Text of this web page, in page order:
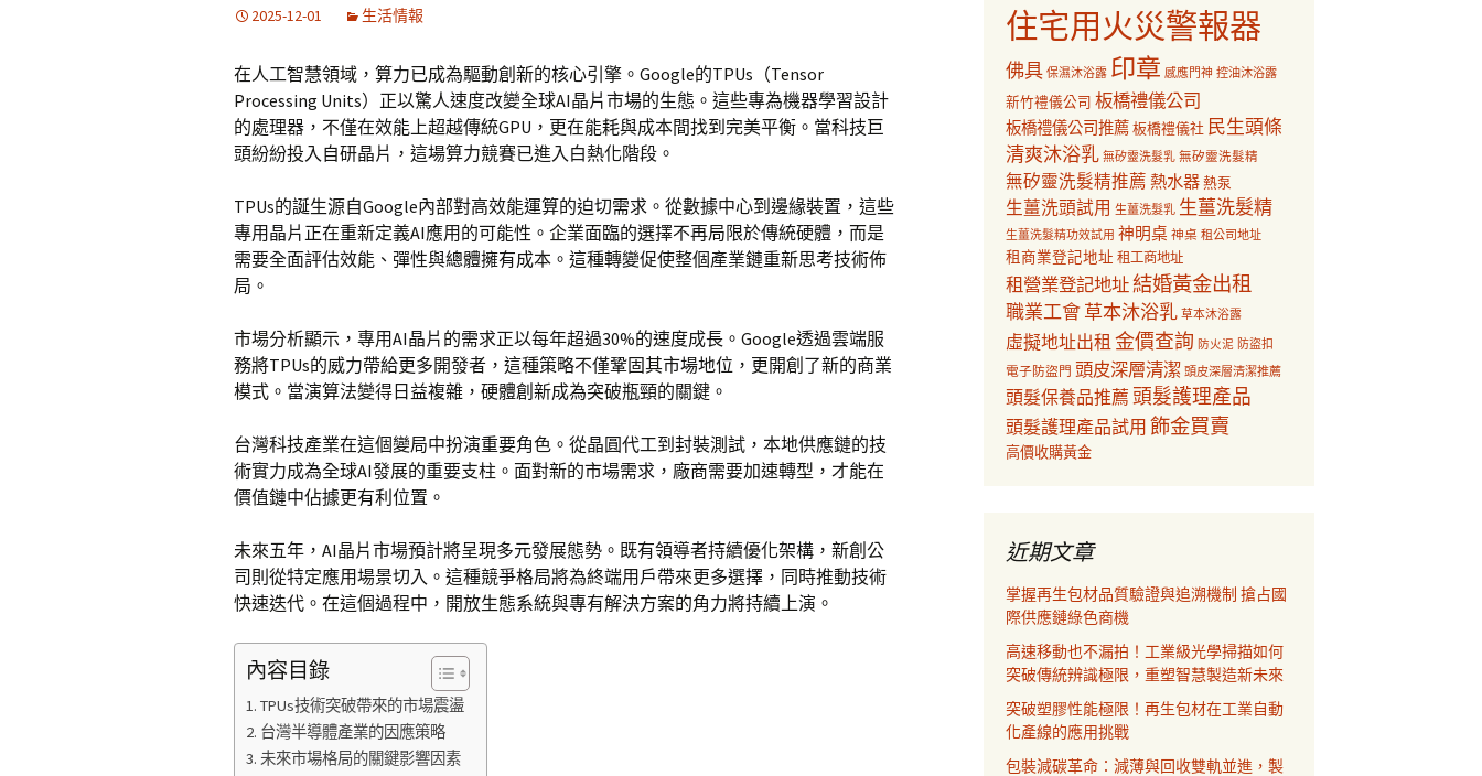
2025-12-01 生活情報
在人工智慧領域，算力已成為驅動創新的核心引擎。Google的TPUs（Tensor
Processing Units）正以驚人速度改變全球AI晶片市場的生態。這些專為機器學習設計
的處理器，不僅在效能上超越傳統GPU，更在能耗與成本間找到完美平衡。當科技巨
頭紛紛投入自研晶片，這場算力競賽已進入白熱化階段。
TPUs的誕生源自Google內部對高效能運算的迫切需求。從數據中心到邊緣裝置，這些
專用晶片正在重新定義AI應用的可能性。企業面臨的選擇不再局限於傳統硬體，而是
需要全面評估效能、彈性與總體擁有成本。這種轉變促使整個產業鏈重新思考技術佈
局。
市場分析顯示，專用AI晶片的需求正以每年超過30%的速度成長。Google透過雲端服
務將TPUs的威力帶給更多開發者，這種策略不僅鞏固其市場地位，更開創了新的商業
模式。當演算法變得日益複雜，硬體創新成為突破瓶頸的關鍵。
台灣科技產業在這個變局中扮演重要角色。從晶圓代工到封裝測試，本地供應鏈的技
術實力成為全球AI發展的重要支柱。面對新的市場需求，廠商需要加速轉型，才能在
價值鏈中佔據更有利位置。
未來五年，AI晶片市場預計將呈現多元發展態勢。既有領導者持續優化架構，新創公
司則從特定應用場景切入。這種競爭格局將為終端用戶帶來更多選擇，同時推動技術
快速迭代。在這個過程中，開放生態系統與專有解決方案的角力將持續上演。
內容目錄
TPUs技術突破帶來的市場震盪
台灣半導體產業的因應策略
未來市場格局的關鍵影響因素
住宅用火災警報器
佛具 保濕沐浴露 印章 感應門神 控油沐浴露
新竹禮儀公司 板橋禮儀公司
板橋禮儀公司推薦板橋禮儀社 民生頭條
清爽沐浴乳 無矽靈洗髮乳 無矽靈洗髮精
無矽靈洗髮精推薦 熱水器 熱泵
生薑洗頭試用 生薑洗髮乳 生薑洗髮精
生薑洗髮精功效試用 神明桌 神桌 租公司地址
租商業登記地址 租工商地址
租營業登記地址結婚黃金出租
職業工會草本沐浴乳 草本沐浴露
虛擬地址出租 金價查詢 防火泥 防盜扣
電子防盜門 頭皮深層清潔 頭皮深層清潔推薦
頭髮保養品推薦 頭髮護理產品
頭髮護理產品試用 飾金買賣
高價收購黃金
近期文章
掌握再生包材品質驗證與追溯機制 搶占國
際供應鏈綠色商機
高速移動也不漏拍！工業級光學掃描如何
突破傳統辨識極限，重塑智慧製造新未來
突破塑膠性能極限！再生包材在工業自動
化產線的應用挑戰
包裝減碳革命：減薄與回收雙軌並進，製